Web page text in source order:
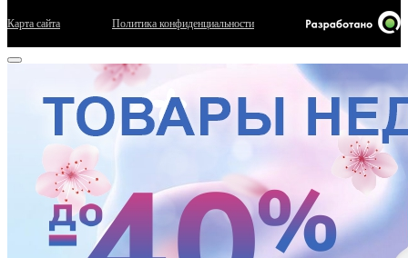
Карта сайта Политика конфиденциальности